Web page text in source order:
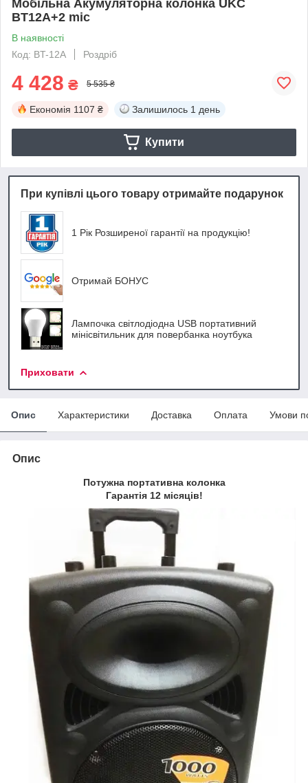
Мобільна Акумуляторна колонка UKC
BT12A+2 mic
В наявності
Код: BT-12A
Роздріб
4 428 ₴ 5 535 ₴
Економія 1107 ₴ Залишилось 1 день
Купити
При купівлі цього товару отримайте подарунок
1 Рік Розширеної гарантії на продукцію!
Отримай БОНУС
Лампочка світлодіодна USB портативний
мінісвітильник для повербанка ноутбука
Приховати
Опис Характеристики Доставка Оплата Умови
Опис
Потужна портативна колонка
Гарантія 12 місяців!